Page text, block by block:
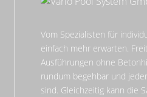
Vom Spezialisten für
einfach mehr erwarten.
Ausführungen ohne
rundum begehbar und
sind. Gleichzeitig kann die